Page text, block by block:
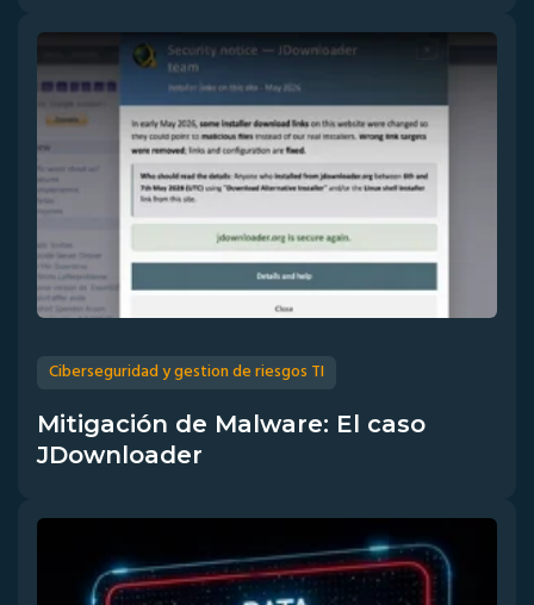
Ciberseguridad y gestion de riesgos TI
Mitigación de Malware: El caso
JDownloader